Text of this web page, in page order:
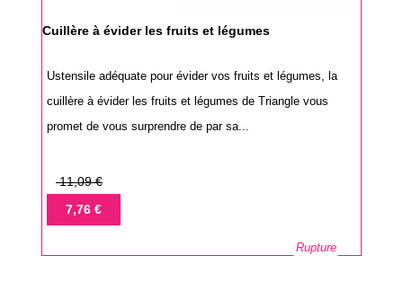
Cuillère à évider les fruits et légumes
Ustensile adéquate pour évider vos fruits et légumes, la
cuillère à évider les fruits et légumes de Triangle vous
promet de vous surprendre de par sa...
Prix
base
11,09 €
Prix7,76 €
Rupture